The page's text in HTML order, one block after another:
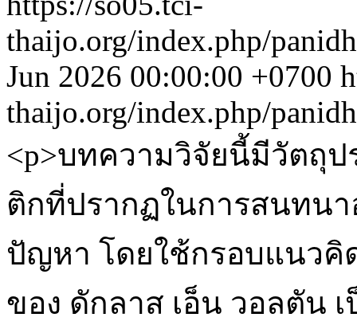
thaijo.org/index.php/
Jun 2026 00:00:00 +0700
thaijo.org/index.php/
<p>บทความวิจัยนี้มีวัตถุป
ติกที่ปรากฏในการสนทน
ปัญหา โดยใช้กรอบแนวคิ
ของ ดักลาส เอ็น วอลตัน